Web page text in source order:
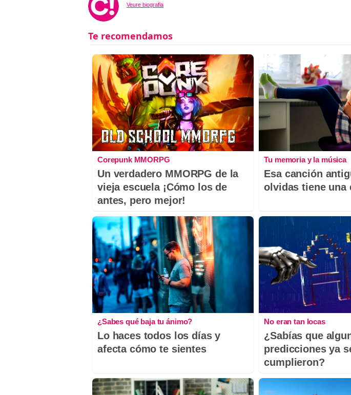
Veure biografia
Corepunk MMORPG
Un verdadero MMORPG de la
vieja escuela ¡Cómo los de
antes, pero mejor!
Tu memoria y la música
Esa canción
olvidas tiene una
¿Sabes qué baja tu ánimo?
Lo haces todos los días y
afecta cómo te sientes
No eran tan locas
¿Sabías que
predicciones ya
cumplieron?